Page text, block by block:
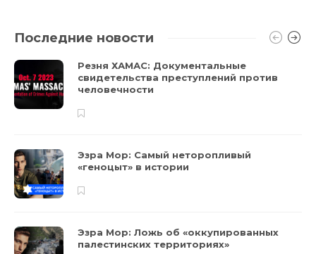
Последние новости
Резня ХАМАС: Документальные
свидетельства преступлений против
человечности
Эзра Мор: Самый неторопливый
«геноцыт» в истории
Эзра Мор: Ложь об «оккупированных
палестинских территориях»